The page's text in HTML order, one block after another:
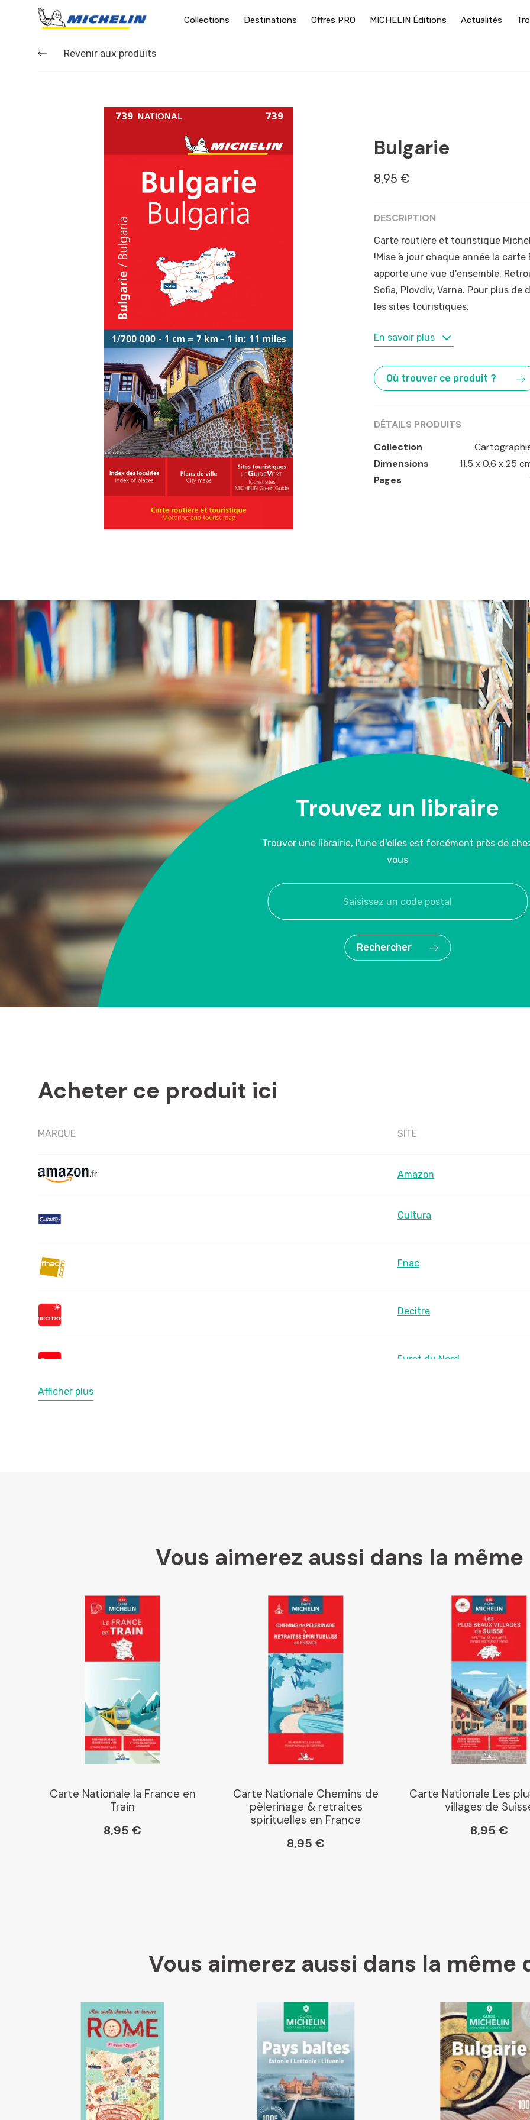
Collections Destinations Offres PRO MICHELIN Éditions Actualités
Revenir aux produits
Bulgarie
8,95 €
DESCRIPTION
Carte routière et touristique
!Mise à jour chaque année la
apporte une vue d'ensemble.
Sofia, Plovdiv, Varna. Pour plus
les sites touristiques.
MOTS-CLÉS
En savoir plus
Où trouver ce produit ?
DÉTAILS PRODUITS
Collection
Dimensions
11.5 x 0.6 x 25
Pages
Trouvez un libraire
Trouver une librairie, l'une d'elles est forcément près de
vous
Rechercher
Acheter ce produit ici
MARQUE SITE
Amazon
Cultura
Fnac
Decitre
Furet du Nord
Mollat
Libraires Ensemble
Librairie La Procure
Paris Librairies
Boutique L'Aventure Michelin
Afficher plus
Vous aimerez aussi dans la
Carte Nationale la France en
Train
8,95 €
Carte Nationale Chemins de
pèlerinage & retraites
spirituelles en France
8,95 €
Carte Nationale Les
villages de
8,95 €
Vous aimerez aussi dans la